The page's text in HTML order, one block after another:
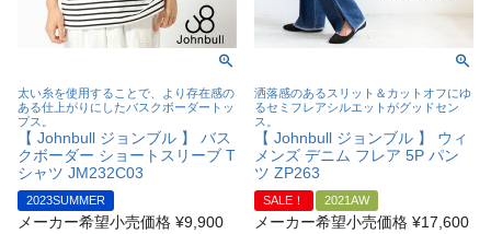
太い糸を使用することで、より存在感の
ある仕上がりにしたバスクボーダートッ
プス。
【 Johnbull ジョンブル 】 バス
クボーダー ショートスリーブ T
シャツ JM232C03
2023SUMMER
メーカー希望小売価格 ¥9,900
洒落感のあるスリット＆カットオフにゆ
るセミフレアシルエットがグッドセン
ス。
【 Johnbull ジョンブル 】 ウィ
メンズ デニム フレア 5P パン
ツ ZP263
SALE！ 2021AW
メーカー希望小売価格 ¥17,600